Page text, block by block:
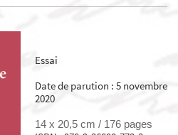
Essai
Date de parution : 5 novembre
2020
14 x 20,5 cm / 176 pages